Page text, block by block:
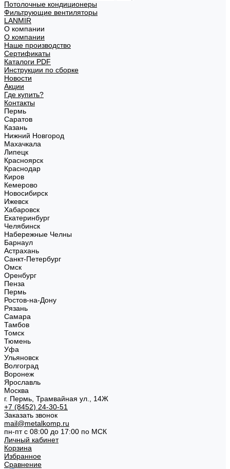
Потолочные кондиционеры
Фильтрующие вентиляторы
LANMIR
О компании
О компании
Наше производство
Сертификаты
Каталоги PDF
Инструкции по сборке
Новости
Акции
Где купить?
Контакты
Пермь
Саратов
Казань
Нижний Новгород
Махачкала
Липецк
Красноярск
Краснодар
Киров
Кемерово
Новосибирск
Ижевск
Хабаровск
Екатеринбург
Челябинск
Набережные Челны
Барнаул
Астрахань
Санкт-Петербург
Омск
Оренбург
Пенза
Пермь
Ростов-на-Дону
Рязань
Самара
Тамбов
Томск
Тюмень
Уфа
Ульяновск
Волгоград
Воронеж
Ярославль
Москва
г. Пермь, Трамвайная ул., 14Ж
+7 (8452) 24-30-51
Заказать звонок
mail@metalkomp.ru
пн-пт с 08:00 до 17:00 по МСК
Личный кабинет
Корзина
Избранное
Сравнение